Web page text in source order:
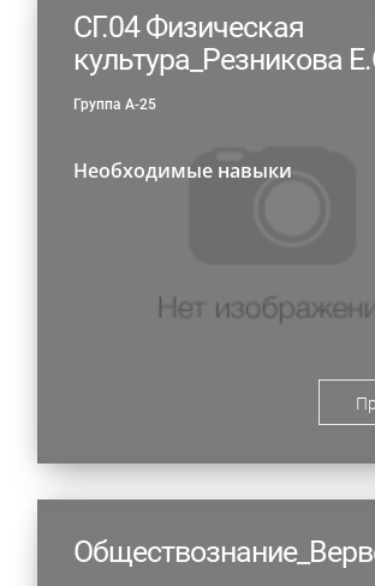
СГ.04 Физическая
культура_Резникова
Группа А-25
Необходимые навыки